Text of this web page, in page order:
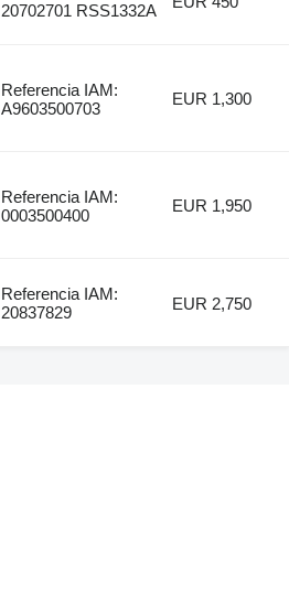
20702701 RSS1332A
Referencia IAM:
A9603500703
EUR 1,300
Referencia IAM:
0003500400
EUR 1,950
Referencia IAM:
20837829
EUR 2,750